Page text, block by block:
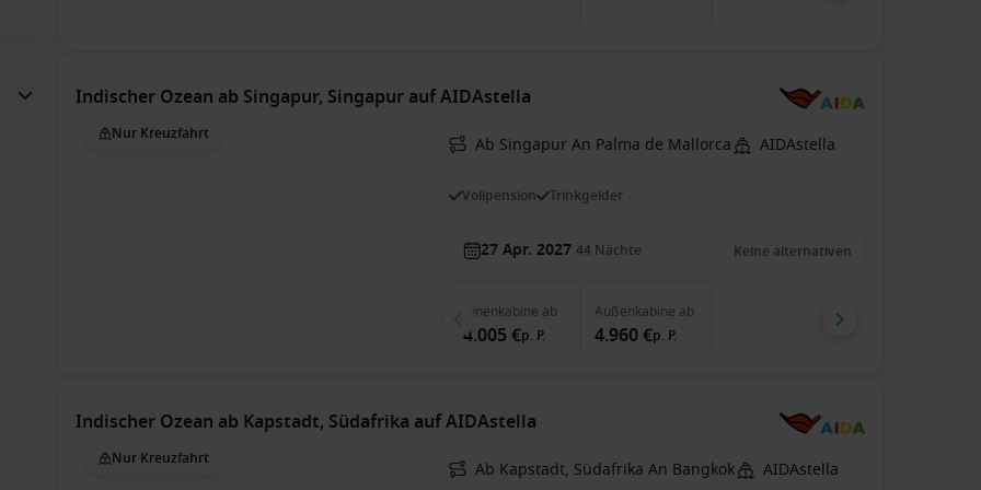
Indischer Ozean ab Singapur, Singapur auf AIDAstella
Nur Kreuzfahrt Ab Singapur An Palma de Mallorca AIDAstella
Vollpension Trinkgelder
27 Apr. 2027 44 Nächte Keine alternativen
Innenkabine ab
4.005 €p. P.
Außenkabine ab
4.960 €p. P.
Indischer Ozean ab Kapstadt, Südafrika auf AIDAstella
Nur Kreuzfahrt Ab Kapstadt, Südafrika An Bangkok AIDAstella